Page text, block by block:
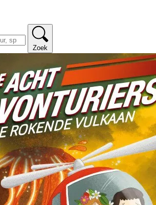
Zoek